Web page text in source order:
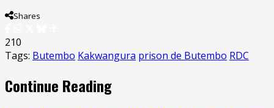
Shares
210
Tags: Butembo Kakwangura prison de Butembo RDC
Continue Reading